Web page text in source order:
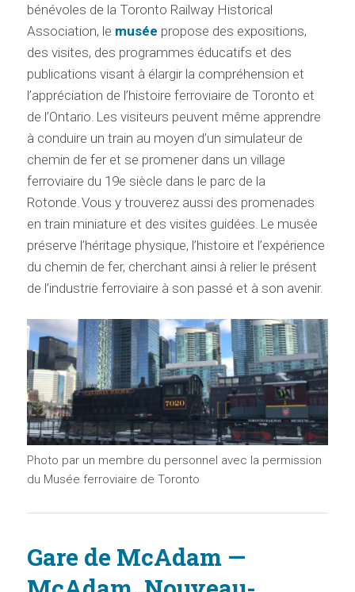
bénévoles de la Toronto Railway Historical
Association, le musée propose des expositions,
des visites, des programmes éducatifs et des
publications visant à élargir la compréhension et
l’appréciation de l’histoire ferroviaire de Toronto et
de l’Ontario. Les visiteurs peuvent même apprendre
à conduire un train au moyen d’un simulateur de
chemin de fer et se promener dans un village
ferroviaire du 19e siècle dans le parc de la
Rotonde. Vous y trouverez aussi des promenades
en train miniature et des visites guidées. Le musée
préserve l’héritage physique, l’histoire et l’expérience
du chemin de fer, cherchant ainsi à relier le présent
de l’industrie ferroviaire à son passé et à son avenir.
Photo par un membre du personnel avec la permission
du Musée ferroviaire de Toronto
Gare de McAdam —